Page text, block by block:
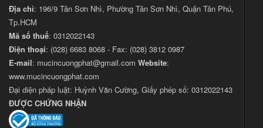
Địa chỉ: 196/9 Tân Sơn Nhì, Phường Tân Sơn Nhì, Quận Tân Phú,
Tp.HCM
Mã số thuế: 0312022143
Điện thoại: (028) 6683 8068 - Fax: (028) 3812 0987
E-mail: mucincuongphat@gmail.com Website:
www.mucincuongphat.com
Đại diện pháp luật: Huỳnh Văn Cường, Giấy phép số: 0312022143
ĐƯỢC CHỨNG NHẬN